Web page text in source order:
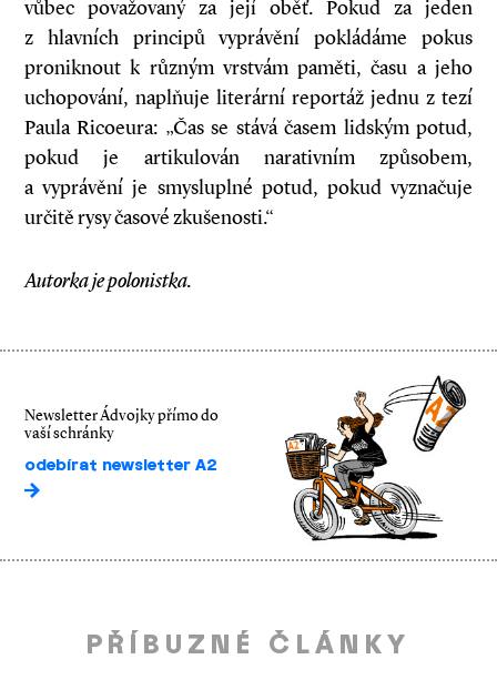
vůbec považovaný za její oběť. Pokud za jeden
z hlavních principů vyprávění pokládáme pokus
proniknout k různým vrstvám paměti, času a jeho
uchopování, naplňuje literární reportáž jednu z tezí
Paula Ricoeura: „Čas se stává časem lidským potud,
pokud je artikulován narativním způsobem,
a vyprávění je smysluplné potud, pokud vyznačuje
určitě rysy časové zkušenosti.“
Autorka je polonistka.
Newsletter Ádvojky přímo do
vaší schránky
odebírat newsletter A2
PŘÍBUZNÉ ČLÁNKY